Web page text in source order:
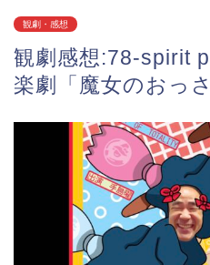
観劇・感想
観劇感想:78-spirit
楽劇「魔女のおっ